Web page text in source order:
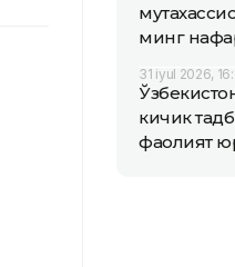
минг
31 iyul 2026,
кичик
фаолият